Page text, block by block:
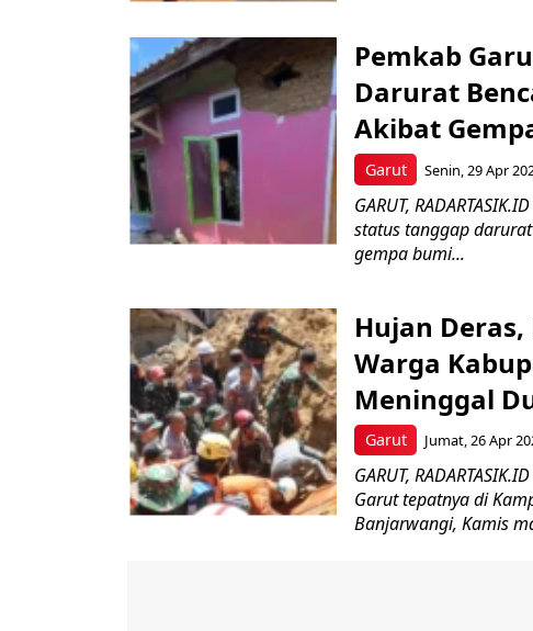
Garut
Pemkab
Darurat
Akibat
Senin, 29 Apr
GARUT,
status tanggap
gempa bumi...
Garut
Hujan
Warga
Meninggal
Jumat, 26 Apr
GARUT,
Garut tepatnya di
Banjarwangi, Kamis